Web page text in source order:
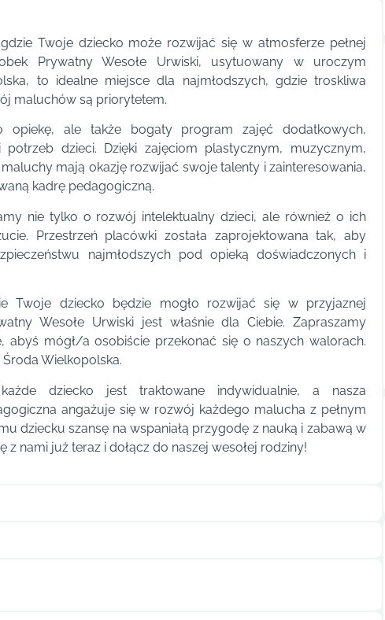
Twoje dziecko może rozwijać się w atmosferze pełnej
Prywatny Wesołe Urwiski, usytuowany w uroczym
to idealne miejsce dla najmłodszych, gdzie troskliwa
maluchów są priorytetem.
opiekę, ale także bogaty program zajęć dodatkowych,
dzieci. Dzięki zajęciom plastycznym, muzycznym,
mają okazję rozwijać swoje talenty i zainteresowania,
kadrę pedagogiczną.
nie tylko o rozwój intelektualny dzieci, ale również o ich
Przestrzeń placówki została zaprojektowana tak, aby
najmłodszych pod opieką doświadczonych i
Twoje dziecko będzie mogło rozwijać się w przyjaznej
Wesołe Urwiski jest właśnie dla Ciebie. Zapraszamy
abyś mógł/a osobiście przekonać się o naszych walorach.
Wielkopolska.
dziecko jest traktowane indywidualnie, a nasza
angażuje się w rozwój każdego malucha z pełnym
dziecku szansę na wspaniałą przygodę z nauką i zabawą w
z nami już teraz i dołącz do naszej wesołej rodziny!